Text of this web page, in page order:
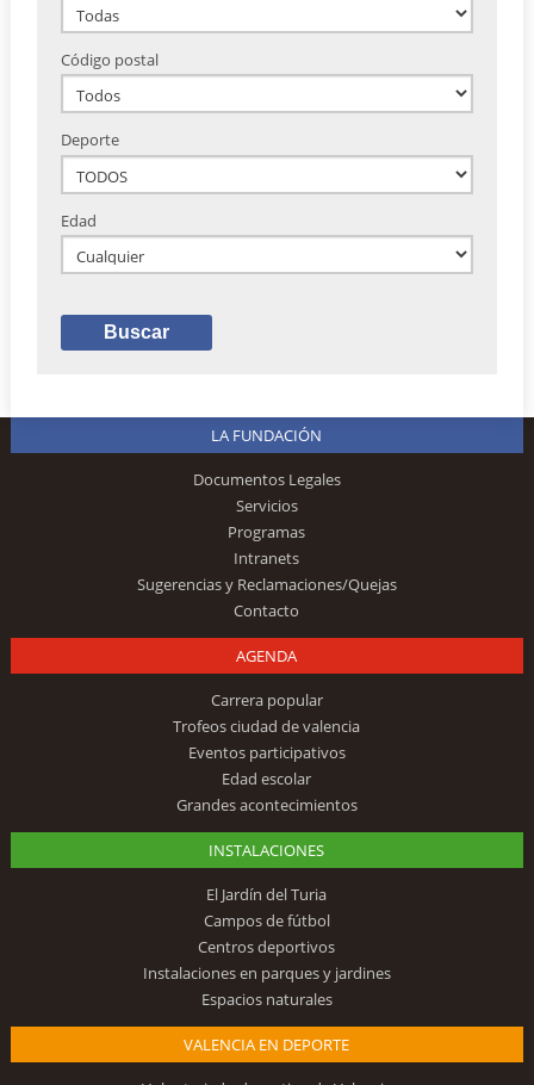
Código postal
Deporte
Edad
LA FUNDACIÓN
Documentos Legales
Servicios
Programas
Intranets
Sugerencias y Reclamaciones/Quejas
Contacto
AGENDA
Carrera popular
Trofeos ciudad de valencia
Eventos participativos
Edad escolar
Grandes acontecimientos
INSTALACIONES
El Jardín del Turia
Campos de fútbol
Centros deportivos
Instalaciones en parques y jardines
Espacios naturales
VALENCIA EN DEPORTE